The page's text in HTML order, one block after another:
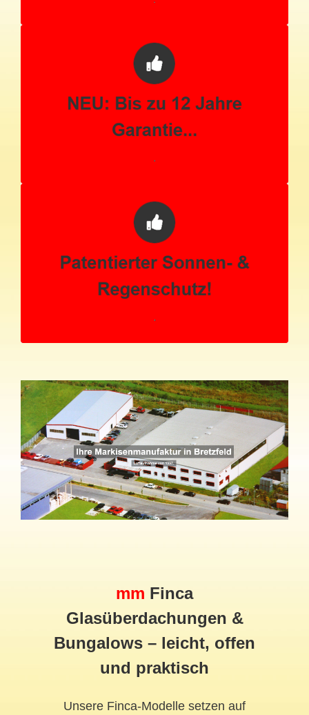
mm Finca
Glasüberdachungen &
Bungalows – leicht, offen
und praktisch
Unsere Finca-Modelle setzen auf